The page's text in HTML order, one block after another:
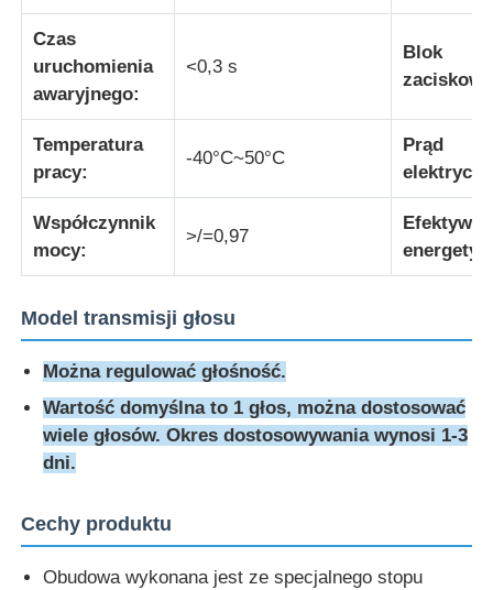
wentylator przeciwwybuchowy
Explosion Proof Box
wyłącznik przeciwwybuchowy
Glandy kablowe zabezpieczone przed wybuchem
wtyczka i gniazdo przeciwwybuchowe
Czas
uruchomienia
awaryjnego:
<0,3 s
Blok
Temperatura
pracy:
-40°C~50°C
Prąd
Współczynnik
mocy:
>/=0,97
Model transmisji głosu
Można regulować głośność.
Wartość domyślna to 1 głos, można dostosować
wiele głosów. Okres dostosowywania wynosi 1-3
dni.
Cechy produktu
Obudowa wykonana jest ze specjalnego stopu